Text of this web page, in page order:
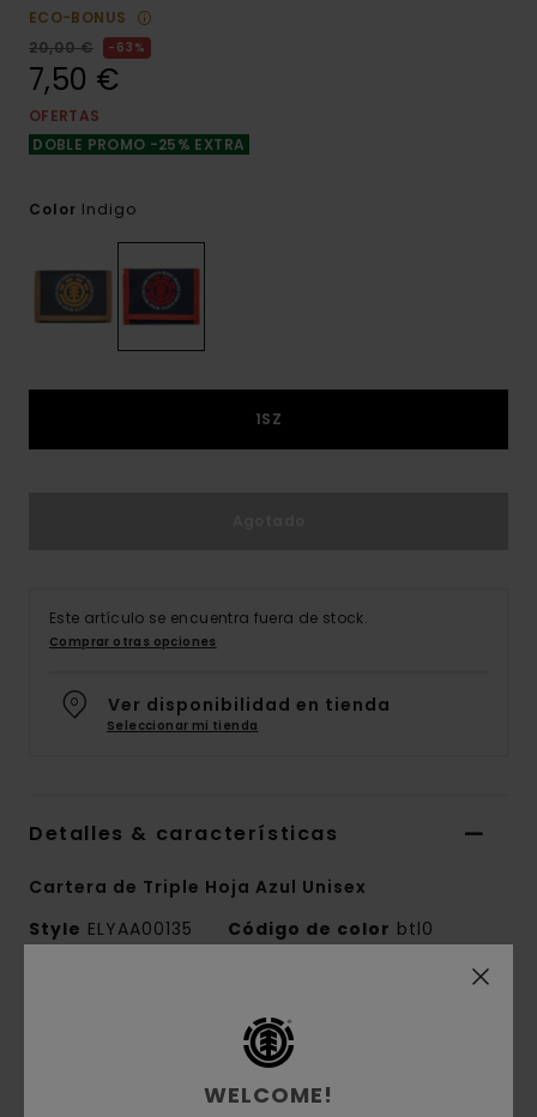
ECO-BONUS
20,00 €
63%
7,50 €
OFERTAS
DOBLE PROMO -25% EXTRA
Color Indigo
1SZ
Este artículo se encuentra fuera de stock.
Comprar otras opciones
Ver disponibilidad en tienda
Seleccionar mi tienda
Detalles & características
Cartera de Triple Hoja Azul Unisex
Style ELYAA00135 Código de color btl0
Poliéster 600 D reverso de TPE
Compartimentos:una ranura principal para
WELCOME!